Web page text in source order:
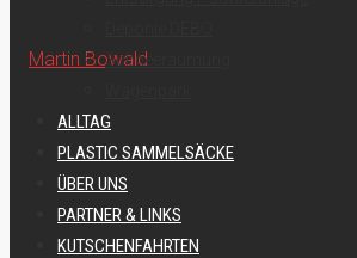
Schneeräumung
ALLTAG
PLASTIC SAMMELSÄCKE
ÜBER UNS
PARTNER & LINKS
KUTSCHENFAHRTEN